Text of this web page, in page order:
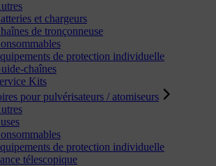
et chargeurs
de tronçonneuse
de protection individuelle
chaînes
Kits
pour pulvérisateurs / atomiseurs
de protection individuelle
télescopique